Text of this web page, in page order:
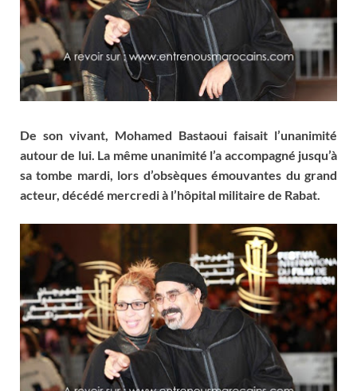
De son vivant, Mohamed Bastaoui faisait l’unanimité
autour de lui. La même unanimité l’a accompagné jusqu’à
sa tombe mardi, lors d’obsèques émouvantes du grand
acteur, décédé mercredi à l’hôpital militaire de Rabat.